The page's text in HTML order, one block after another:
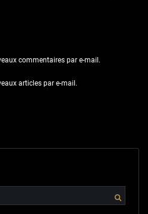
commentaires par e-mail.
articles par e-mail.